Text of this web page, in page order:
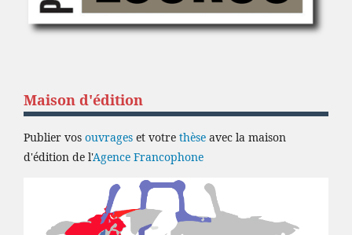
Maison d'édition
Publier vos ouvrages et votre thèse avec la maison
d'édition de l'Agence Francophone